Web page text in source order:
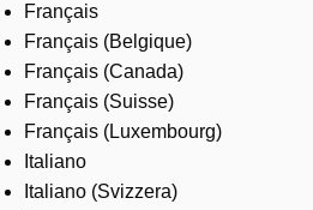
Français
Français (Belgique)
Français (Canada)
Français (Suisse)
Français (Luxembourg)
Italiano
Italiano (Svizzera)